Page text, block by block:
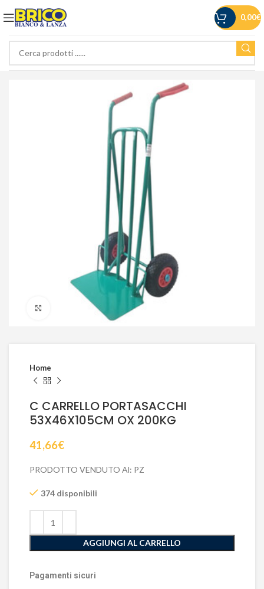
0,00€
Click to enlarge
Home
C CARRELLO PORTASACCHI
53X46X105CM OX 200KG
41,66€
PRODOTTO VENDUTO Al: PZ
374 disponibili
AGGIUNGI AL CARRELLO
Pagamenti sicuri